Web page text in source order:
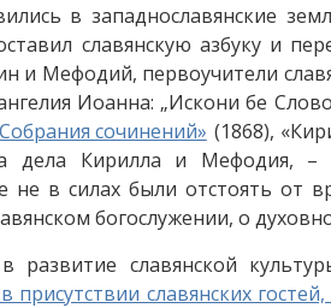
в западнославянские
славянскую азбуку и
и Мефодий, первоучители
Иоанна: „Искони бе
сочинений» (1868),
дела Кирилла и Мефодия, –
в силах были отстоять от
богослужении, о
славянской
славянских